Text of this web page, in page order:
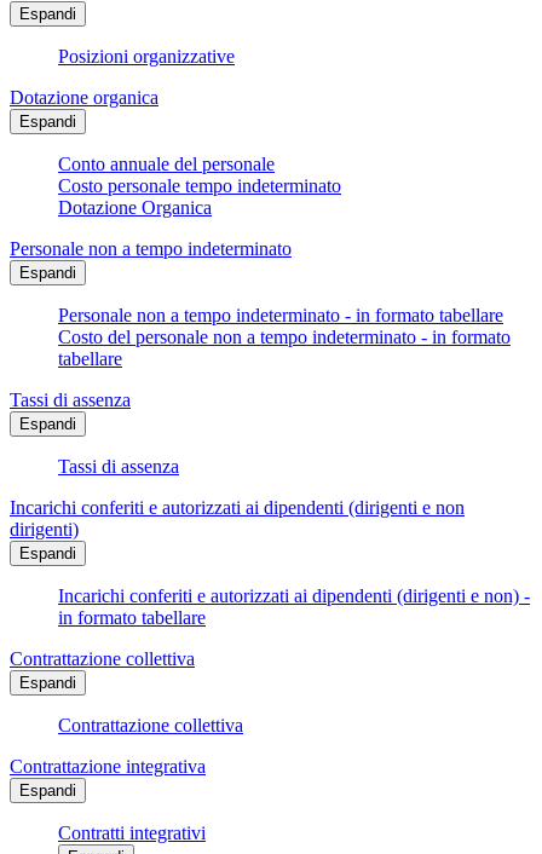
Espandi
Posizioni organizzative
Dotazione organica
Espandi
Conto annuale del personale
Costo personale tempo indeterminato
Dotazione Organica
Personale non a tempo indeterminato
Espandi
Personale non a tempo indeterminato - in formato tabellare
Costo del personale non a tempo indeterminato - in formato
tabellare
Tassi di assenza
Espandi
Tassi di assenza
Incarichi conferiti e autorizzati ai dipendenti (dirigenti e non
dirigenti)
Espandi
Incarichi conferiti e autorizzati ai dipendenti (dirigenti e non) -
in formato tabellare
Contrattazione collettiva
Espandi
Contrattazione collettiva
Contrattazione integrativa
Espandi
Contratti integrativi